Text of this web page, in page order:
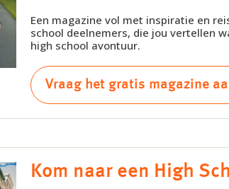
Een magazine vol met inspiratie en
school deelnemers, die jou vertellen
high school avontuur.
Vraag het gratis magazine
Kom naar een High